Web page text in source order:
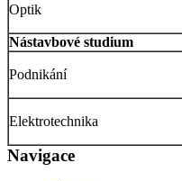
Optik
Nástavbové studium
Podnikání
Elektrotechnika
Navigace